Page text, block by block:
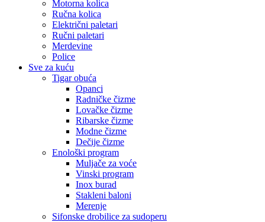
Motorna kolica
Ručna kolica
Električni paletari
Ručni paletari
Merdevine
Police
Sve za kuću
Tigar obuća
Opanci
Radničke čizme
Lovačke čizme
Ribarske čizme
Modne čizme
Dečije čizme
Enološki program
Muljače za voće
Vinski program
Inox burad
Stakleni baloni
Merenje
Sifonske drobilice za sudoperu